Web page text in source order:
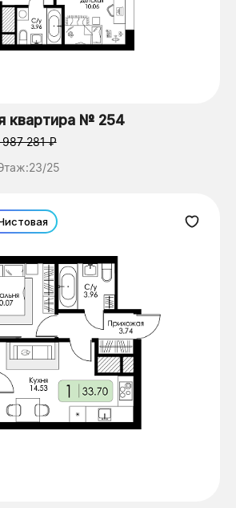
квартира № 254
987 281 ₽
23/25